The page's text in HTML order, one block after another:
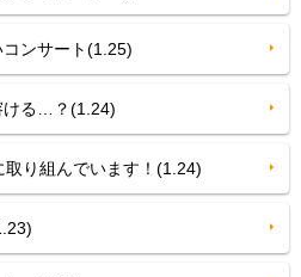
ンサート(1.25)
る…？(1.24)
り組んでいます！(1.24)